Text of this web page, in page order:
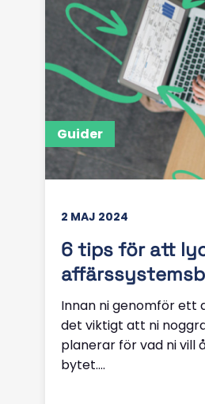
Guider
2 MAJ 2024
6 tips för att
Innan ni genomför ett
det viktigt att ni
planerar för vad ni vill
bytet....